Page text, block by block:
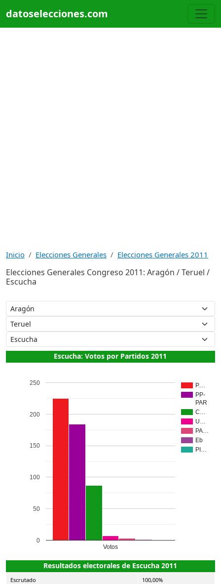
datoselecciones.com
Inicio Elecciones Generales Elecciones Generales 2011
Elecciones Generales Congreso 2011: Aragón / Teruel /
Escucha
Escucha: Votos por Partidos 2011
P.…
PP-
PAR
C…
U…
PA…
Eb
PI…
Votos
0
50
100
150
200
250
Resultados electorales de Escucha 2011
Escrutado 100,00%